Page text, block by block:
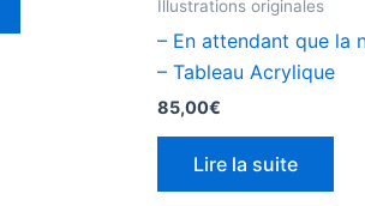
Illustrations originales
– En attendant que la
– Tableau Acrylique
85,00€
Lire la suite